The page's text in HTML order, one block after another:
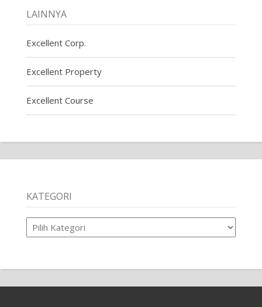
LAINNYA
Excellent Corp.
Excellent Property
Excellent Course
KATEGORI
Kategori